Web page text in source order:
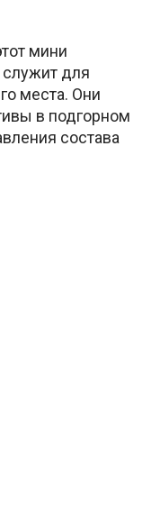
мини
служит для
места. Они
в подгорном
состава